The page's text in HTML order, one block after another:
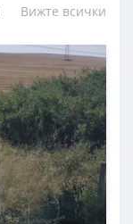
Вижте всички